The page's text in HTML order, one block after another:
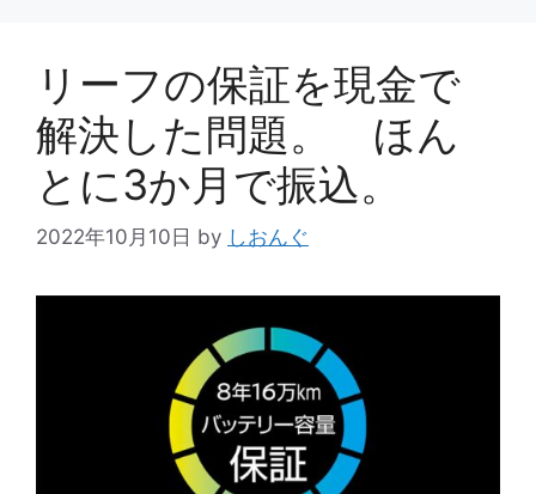
リーフの保証を現金で
解決した問題。 ほん
とに3か月で振込。
2022年10月10日 by しおんぐ